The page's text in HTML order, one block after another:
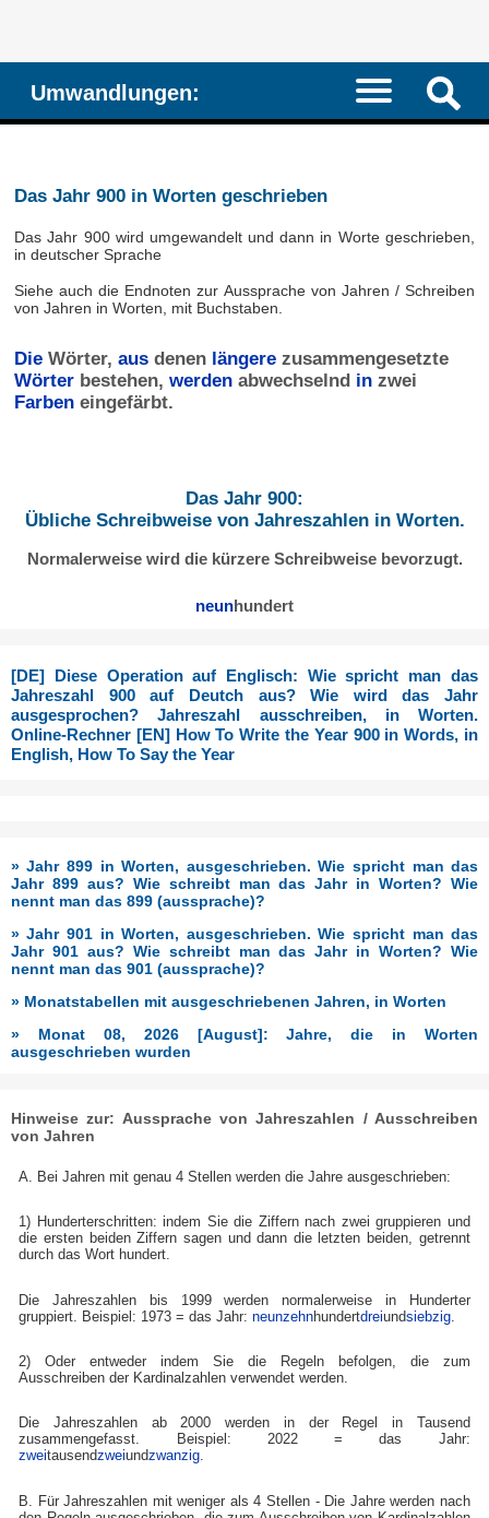
Umwandlungen:
Das Jahr 900 in Worten geschrieben
Das Jahr 900 wird umgewandelt und dann in Worte geschrieben,
in deutscher Sprache
Siehe auch die Endnoten zur Aussprache von Jahren / Schreiben
von Jahren in Worten, mit Buchstaben.
DieWörter, ausdenen längerezusammengesetzte
Wörterbestehen, werdenabwechselnd inzwei
Farbeneingefärbt.
Das Jahr 900:
Übliche Schreibweise von Jahreszahlen in Worten.
Normalerweise wird die kürzere Schreibweise bevorzugt.
neunhundert
[DE] Diese Operation auf Englisch: Wie spricht man das
Jahreszahl 900 auf Deutch aus? Wie wird das Jahr
ausgesprochen? Jahreszahl ausschreiben, in Worten.
Online-Rechner [EN] How To Write the Year 900 in Words, in
English, How To Say the Year
» Jahr 899 in Worten, ausgeschrieben. Wie spricht man das
Jahr 899 aus? Wie schreibt man das Jahr in Worten? Wie
nennt man das 899 (aussprache)?
» Jahr 901 in Worten, ausgeschrieben. Wie spricht man das
Jahr 901 aus? Wie schreibt man das Jahr in Worten? Wie
nennt man das 901 (aussprache)?
» Monatstabellen mit ausgeschriebenen Jahren, in Worten
» Monat 08, 2026 [August]: Jahre, die in Worten
ausgeschrieben wurden
Hinweise zur: Aussprache von Jahreszahlen / Ausschreiben
von Jahren
A. Bei Jahren mit genau 4 Stellen werden die Jahre ausgeschrieben:
1) Hunderterschritten: indem Sie die Ziffern nach zwei gruppieren und
die ersten beiden Ziffern sagen und dann die letzten beiden, getrennt
durch das Wort hundert.
Die Jahreszahlen bis 1999 werden normalerweise in Hunderter
gruppiert. Beispiel: 1973 = das Jahr:neunzehnhundertdreiundsiebzig
2) Oder entweder indem Sie die Regeln befolgen, die zum
Ausschreiben der Kardinalzahlen verwendet werden.
Die Jahreszahlen ab 2000 werden in der Regel in Tausend
zusammengefasst. Beispiel: 2022 = das Jahr:
zweitausendzweiundzwanzig.
B. Für Jahreszahlen mit weniger als 4 Stellen - Die Jahre werden nach